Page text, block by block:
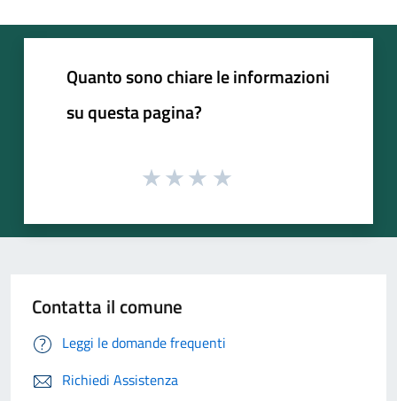
Quanto sono chiare le informazioni
su questa pagina?
Contatta il comune
Leggi le domande frequenti
Richiedi Assistenza